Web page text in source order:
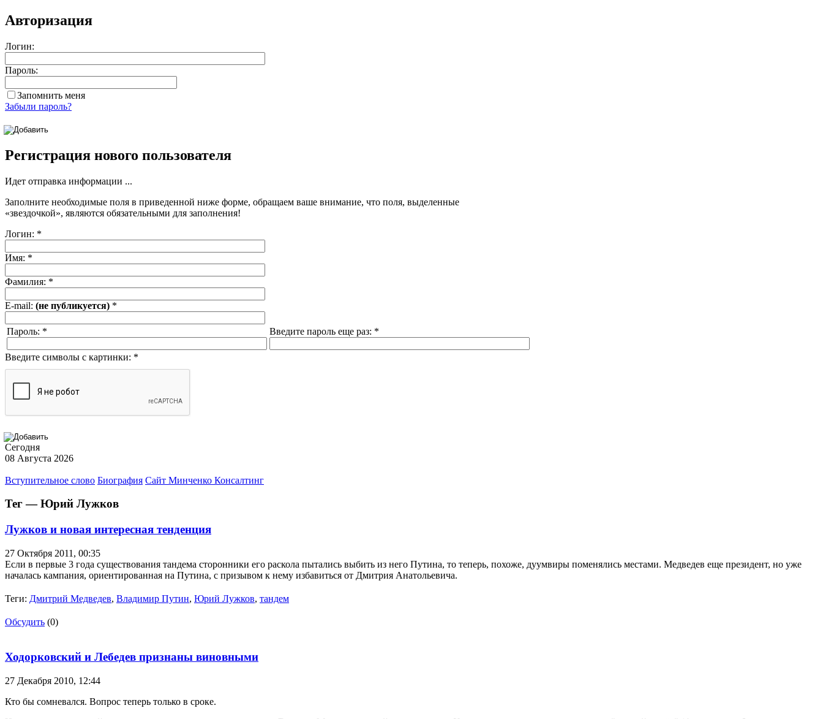
Авторизация
Логин:
Пароль:
Запомнить меня
Забыли пароль?
Регистрация нового пользователя
Идет отправка информации ...
Заполните необходимые поля в приведенной ниже форме, обращаем ваше внимание, что поля, выделенные
«звездочкой», являются обязательными для заполнения!
Логин: *
Имя: *
Фамилия: *
E-mail: (не публикуется) *
Пароль: * Введите пароль еще раз: *
Введите символы с картинки: *
Сегодня
08 Августа 2026
Вступительное слово Биография Сайт Минченко Консалтинг
Тег — Юрий Лужков
Лужков и новая интересная тенденция
27 Октября 2011, 00:35
Если в первые 3 года существования тандема сторонники его раскола пытались выбить из него Путина, то теперь, похоже, дуумвиры поменялись местами. Медведев еще президент, но уже
началась кампания, ориентированная на Путина, с призывом к нему избавиться от Дмитрия Анатольевича.
Теги: Дмитрий Медведев, Владимир Путин, Юрий Лужков, тандем
Обсудить (0)
Ходорковский и Лебедев признаны виновными
27 Декабря 2010, 12:44
Кто бы сомневался. Вопрос теперь только в сроке.